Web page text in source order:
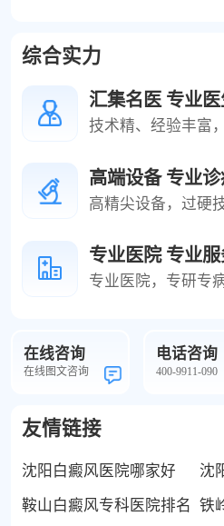
子也开心不再像以往那闷
综合实力
汇集名医 专业
技术精、经验丰富
高端设备 专业
高精尖设备，过硬
专业医院 专业服
专业医院，专研专
在线咨询
在线图文咨询
电话咨询
400-9911-090
友情链接
沈阳白癜风医院哪家好
沈
鞍山白癜风专科医院排名